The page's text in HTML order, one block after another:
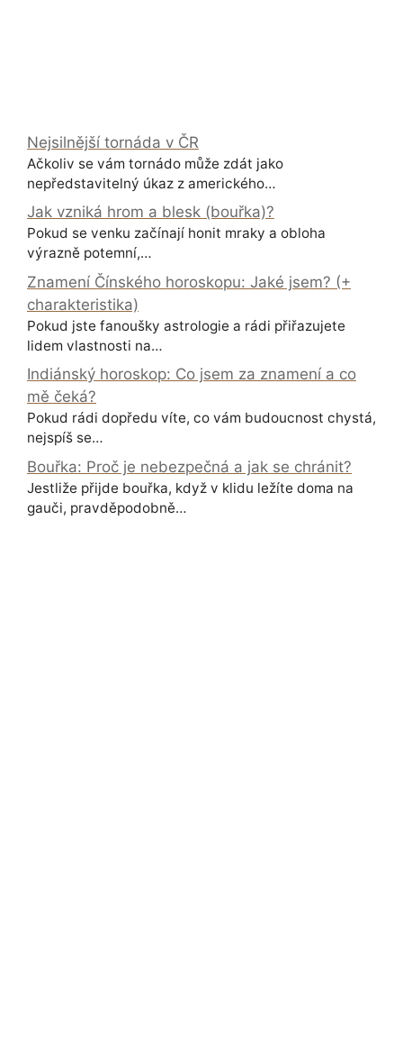
Nejsilnější tornáda v ČR
Ačkoliv se vám tornádo může zdát jako
nepředstavitelný úkaz z amerického…
Jak vzniká hrom a blesk (bouřka)?
Pokud se venku začínají honit mraky a obloha
výrazně potemní,…
Znamení Čínského horoskopu: Jaké jsem? (+
charakteristika)
Pokud jste fanoušky astrologie a rádi přiřazujete
lidem vlastnosti na…
Indiánský horoskop: Co jsem za znamení a co
mě čeká?
Pokud rádi dopředu víte, co vám budoucnost chystá,
nejspíš se…
Bouřka: Proč je nebezpečná a jak se chránit?
Jestliže přijde bouřka, když v klidu ležíte doma na
gauči, pravděpodobně…